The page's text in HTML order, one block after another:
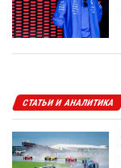
СТАТЬИ И АНАЛИТИКА